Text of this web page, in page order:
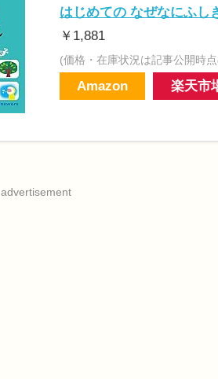
はじめての なぜなにふし
￥1,881
(価格・在庫状況は記事公開時
Amazon 楽天市
advertisement